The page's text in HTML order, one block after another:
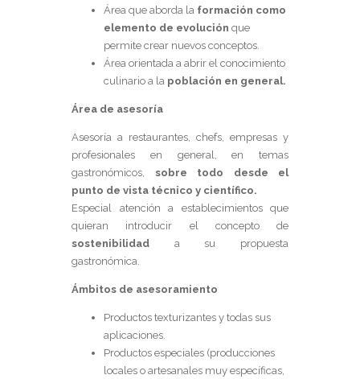
Área que aborda la formación como
elemento de evolución que
permite crear nuevos conceptos.
Área orientada a abrir el conocimiento
culinario a la población en general.
Área de asesoría
Asesoría a restaurantes, chefs, empresas y
profesionales en general, en temas
gastronómicos, sobre todo desde el
punto de vista técnico y científico.
Especial atención a establecimientos que
quieran introducir el concepto de
sostenibilidad a su propuesta
gastronómica.
Ámbitos de asesoramiento
Productos texturizantes y todas sus
aplicaciones.
Productos especiales (producciones
locales o artesanales muy específicas,